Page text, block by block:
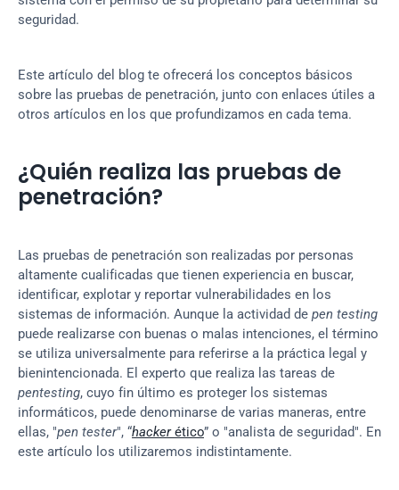
seguridad.
Este artículo del blog te ofrecerá los conceptos básicos
sobre las pruebas de penetración, junto con enlaces útiles a
otros artículos en los que profundizamos en cada tema.
¿Quién realiza las pruebas de
penetración?
Las pruebas de penetración son realizadas por personas
altamente cualificadas que tienen experiencia en buscar,
identificar, explotar y reportar vulnerabilidades en los
sistemas de información. Aunque la actividad de pen testing
puede realizarse con buenas o malas intenciones, el término
se utiliza universalmente para referirse a la práctica legal y
pentesting, cuyo fin último es proteger los sistemas
informáticos, puede denominarse de varias maneras, entre
ellas, "pen tester", “hacker ético” o "analista de seguridad". En
este artículo los utilizaremos indistintamente.